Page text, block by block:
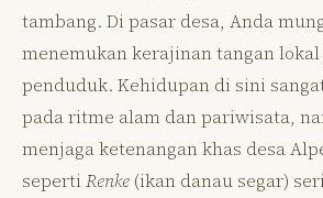
tambang. Di pasar desa, Anda
menemukan kerajinan tangan
penduduk. Kehidupan di sini
pada ritme alam dan pariwisata,
menjaga ketenangan khas desa
seperti Renke (ikan danau segar)